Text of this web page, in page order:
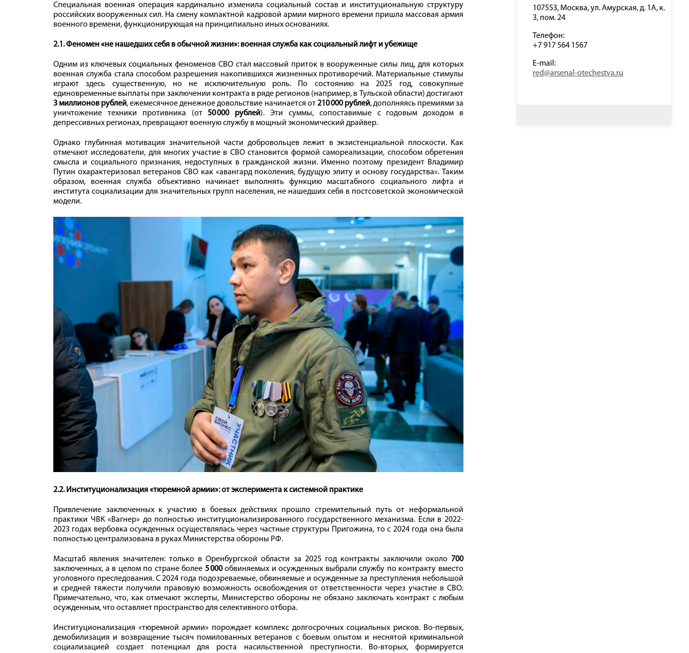
Специальная военная операция кардинально изменила социальный состав и институциональную структуру
российских вооруженных сил. На смену компактной кадровой армии мирного времени пришла массовая армия
военного времени, функционирующая на принципиально иных основаниях.
2.1. Феномен «не нашедших себя в обычной жизни»: военная служба как социальный лифт и убежище
Одним из ключевых социальных феноменов СВО стал массовый приток в вооруженные силы лиц, для которых
военная служба стала способом разрешения накопившихся жизненных противоречий. Материальные стимулы
играют здесь существенную, но не исключительную роль. По состоянию на 2025 год, совокупные
единовременные выплаты при заключении контракта в ряде регионов (например, в Тульской области) достигают
3 миллионов рублей, ежемесячное денежное довольствие начинается от210 000 рублей, дополняясь премиями за
уничтожение техники противника (от50 000 рублей). Эти суммы, сопоставимые с годовым доходом в
депрессивных регионах, превращают военную службу в мощный экономический драйвер.
Однако глубинная мотивация значительной части добровольцев лежит в экзистенциальной плоскости. Как
отмечают исследователи, для многих участие в СВО становится формой самореализации, способом обретения
смысла и социального признания, недоступных в гражданской жизни. Именно поэтому президент Владимир
Путин охарактеризовал ветеранов СВО как «авангард поколения, будущую элиту и основу государства». Таким
образом, военная служба объективно начинает выполнять функцию масштабного социального лифта и
института социализации для значительных групп населения, не нашедших себя в постсоветской экономической
модели.
2.2. Институционализация «тюремной армии»: от эксперимента к системной практике
Привлечение заключенных к участию в боевых действиях прошло стремительный путь от неформальной
практики ЧВК «Вагнер» до полностью институционализированного государственного механизма. Если в 2022-
2023 годах вербовка осужденных осуществлялась через частные структуры Пригожина, то с 2024 года она была
полностью централизована в руках Министерства обороны РФ.
Масштаб явления значителен: только в Оренбургской области за 2025 год контракты заключили около 700
заключенных, а в целом по стране более 5 000обвиняемых и осужденных выбрали службу по контракту вместо
уголовного преследования. С 2024 года подозреваемые, обвиняемые и осужденные за преступления небольшой
и средней тяжести получили правовую возможность освобождения от ответственности через участие в СВО.
Примечательно, что, как отмечают эксперты, Министерство обороны не обязано заключать контракт с любым
осужденным, что оставляет пространство для селективного отбора.
Институционализация «тюремной армии» порождает комплекс долгосрочных социальных рисков. Во-первых,
демобилизация и возвращение тысяч помилованных ветеранов с боевым опытом и неснятой криминальной
социализацией создает потенциал для роста насильственной преступности. Во-вторых, формируется
107553, Москва, ул. Амурская, д. 1А, к.
3, пом. 24
Телефон:
+7 917 564 1567
E-mail:
red@arsenal-otechestva.ru